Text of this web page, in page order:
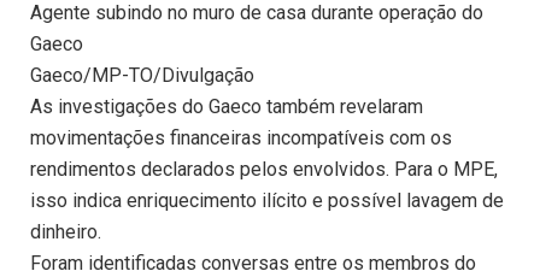
Agente subindo no muro de casa durante operação do
Gaeco
Gaeco/MP-TO/Divulgação
As investigações do Gaeco também revelaram
movimentações financeiras incompatíveis com os
rendimentos declarados pelos envolvidos. Para o MPE,
isso indica enriquecimento ilícito e possível lavagem de
dinheiro.
Foram identificadas conversas entre os membros do